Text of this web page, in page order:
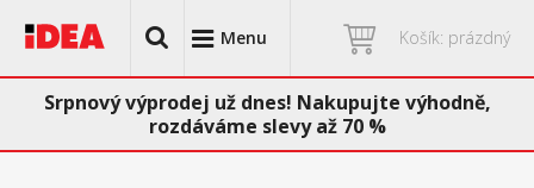
Menu Košík: prázdný
Srpnový výprodej už dnes! Nakupujte výhodně,
rozdáváme slevy až 70 %